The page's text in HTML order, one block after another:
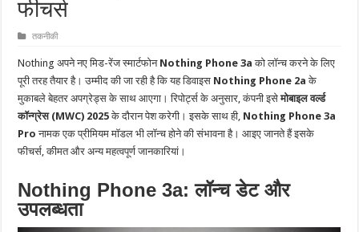
फीचर्स
तकनीकी
Nothing अपने नए मिड-रेंज स्मार्टफोन Nothing Phone 3a को लॉन्च करने के लिए
पूरी तरह तैयार है। उम्मीद की जा रही है कि यह डिवाइस Nothing Phone 2a के
मुकाबले बेहतर अपग्रेड्स के साथ आएगा। रिपोर्ट्स के अनुसार, कंपनी इसेमोबाइल वर्ल्ड
कॉन्ग्रेस (MWC) 2025के दौरान पेश करेगी। इसके साथ ही, Nothing Phone 3a
Pro नामक एक प्रीमियम मॉडल भी लॉन्च होने की संभावना है। आइए जानते हैं इसके
फीचर्स, कीमत और अन्य महत्वपूर्ण जानकारियां।
Nothing Phone 3a: लॉन्च डेट और
उपलब्धता